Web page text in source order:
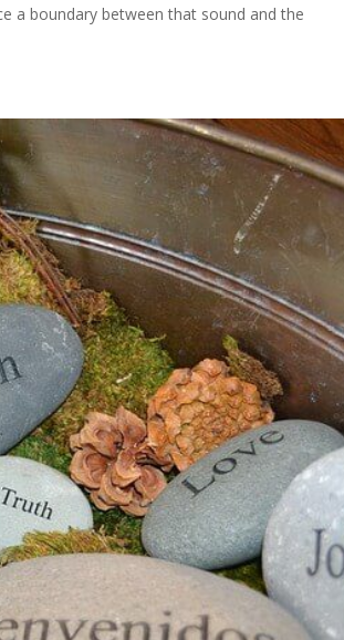
a boundary between that sound and the